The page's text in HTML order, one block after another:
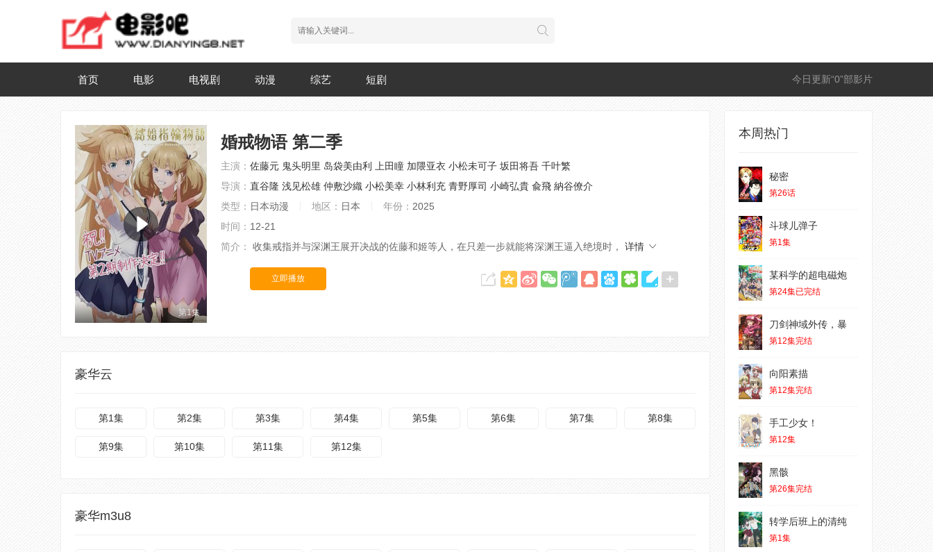
今日更新“0”部影片
首页 电影 电视剧 动漫 综艺 短剧
第1集
婚戒物语 第二季
主演： 佐藤元 鬼头明里 岛袋美由利 上田瞳 加隈亚衣 小松未可子 坂田将吾 千叶繁
导演： 直谷隆 浅见松雄 仲敷沙織 小松美幸 小林利充 青野厚司 小崎弘貴 兪飛 納谷僚介
类型： 日本动漫 地区： 日本 年份： 2025
时间： 12-21
简介：
收集戒指并与深渊王展开决战的佐藤和姬等人，在只差一步就能将深渊王逼入绝境时， 详情
立即播放
豪华云
第1集 第2集 第3集 第4集 第5集 第6集 第7集 第8集
第9集 第10集 第11集 第12集
豪华m3u8
本周热门
秘密
第26话
斗球儿弹子
第1集
某科学的超电磁炮
第24集已完结
刀剑神域外传，暴
第12集完结
向阳素描
第12集完结
手工少女！
第12集
黑骸
第26集完结
转学后班上的清纯
第1集